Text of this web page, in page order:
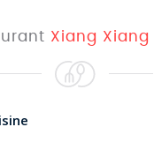
Xiang Xiang